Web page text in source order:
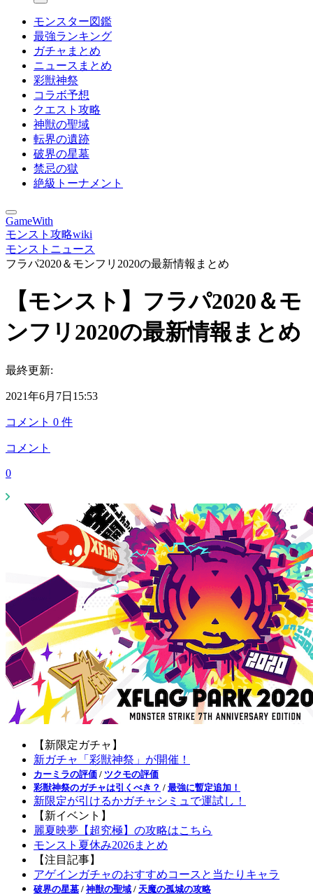
モンスター図鑑
最強ランキング
ガチャまとめ
ニュースまとめ
彩獣神祭
コラボ予想
クエスト攻略
神獣の聖域
転界の遺跡
破界の星墓
禁忌の獄
絶級トーナメント
GameWith
モンスト攻略wiki
モンストニュース
フラパ2020＆モンフリ2020の最新情報まとめ
【モンスト】フラパ2020＆モ
ンフリ2020の最新情報まとめ
最終更新:
2021年6月7日15:53
コメント 0 件
コメント
0
【新限定ガチャ】
新ガチャ「彩獣神祭」が開催！
カーミラの評価 / ツクモの評価
彩獣神祭のガチャは引くべき？ / 最強に暫定追加！
新限定が引けるかガチャシミュで運試し！
【新イベント】
麗夏映夢【超究極】の攻略はこちら
モンスト夏休み2026まとめ
【注目記事】
アゲインガチャのおすすめコースと当たりキャラ
破界の星墓 / 神獣の聖域 / 天魔の孤城の攻略